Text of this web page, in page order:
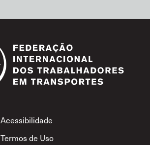
Footer
Acessibilidade
Termos de Uso